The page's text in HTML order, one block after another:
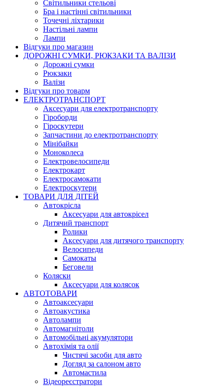
Світильники стельові
Бра і настінні світильники
Точечні ліхтарики
Настільні лампи
Лампи
Відгуки про магазин
ДОРОЖНІ СУМКИ, РЮКЗАКИ ТА ВАЛІЗИ
Дорожні сумки
Рюкзаки
Валізи
Відгуки про товарм
ЕЛЕКТРОТРАНСПОРТ
Аксесуари для електротранспорту
Гіроборди
Гіроскутери
Запчастини до електротранспорту
Мінібайки
Моноколеса
Електровелосипеди
Електрокарт
Електросамокати
Електроскутери
ТОВАРИ ДЛЯ ДІТЕЙ
Автокрісла
Аксесуари для автокрісел
Дитячий транспорт
Ролики
Аксесуари для дитячого транспорту
Велосипеди
Самокаты
Беговели
Коляски
Аксесуари для колясок
АВТОТОВАРИ
Автоаксесуари
Автоакустика
Автолампи
Автомагнітоли
Автомобільні акумулятори
Автохімія та олії
Чистячі засоби для авто
Догляд за салоном авто
Автомастила
Відеореєстратори